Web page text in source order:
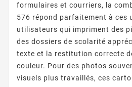
formulaires et courriers, la
576 répond parfaitement à ces
utilisateurs qui impriment des
des dossiers de scolarité
texte et la restitution correcte
couleur. Pour des photos
visuels plus travaillés, ces